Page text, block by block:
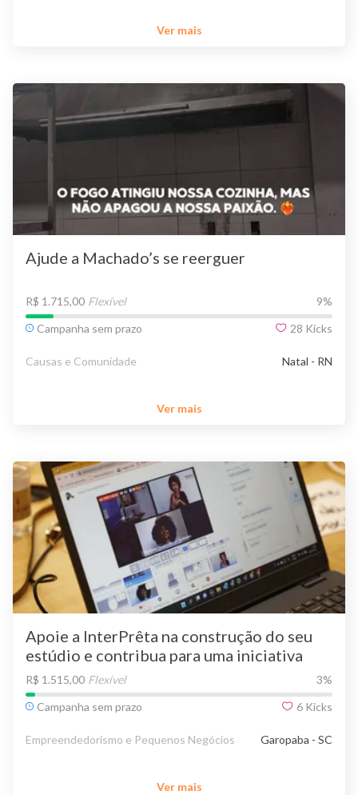
Ver mais
Ajude a Machado’s se reerguer
R$ 1.715,00 Flexível 9%
Campanha sem prazo
28 Kicks
Causas e Comunidade Natal - RN
Ver mais
Apoie a InterPrêta na construção do seu
estúdio e contribua para uma iniciativa
que gera trabalho e renda para mulheres
pretas !
R$ 1.515,00 Flexível 3%
Campanha sem prazo
6 Kicks
Empreendedorismo e Pequenos Negócios Garopaba - SC
Ver mais